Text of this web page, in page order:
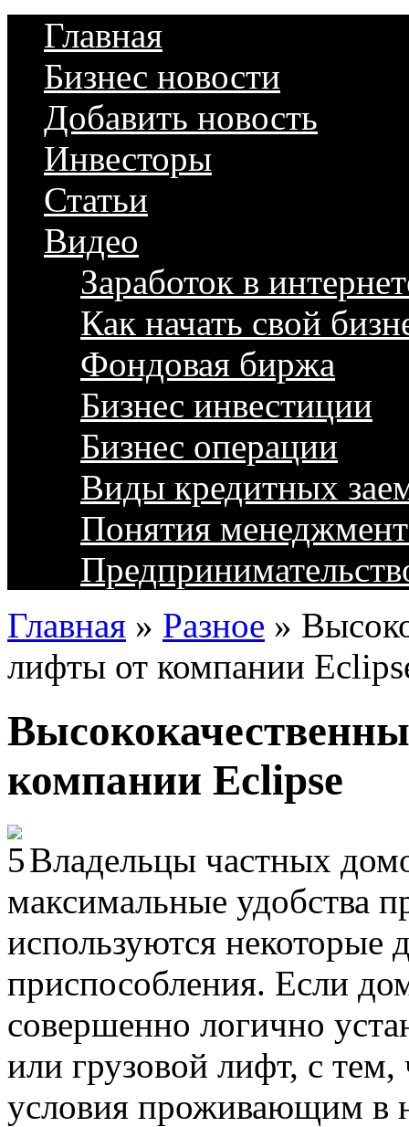
Главная
Бизнес новости
Добавить новость
Инвесторы
Статьи
Видео
Заработок в
Как начать свой
Фондовая биржа
Бизнес инвестиции
Бизнес операции
Виды кредитных
Понятия
Главная » Разное »
лифты от компании
компании Eclipse
Владельцы частных
максимальные удобства
используются некоторые
приспособления. Если
совершенно логично
или грузовой лифт, с
условия проживающим в